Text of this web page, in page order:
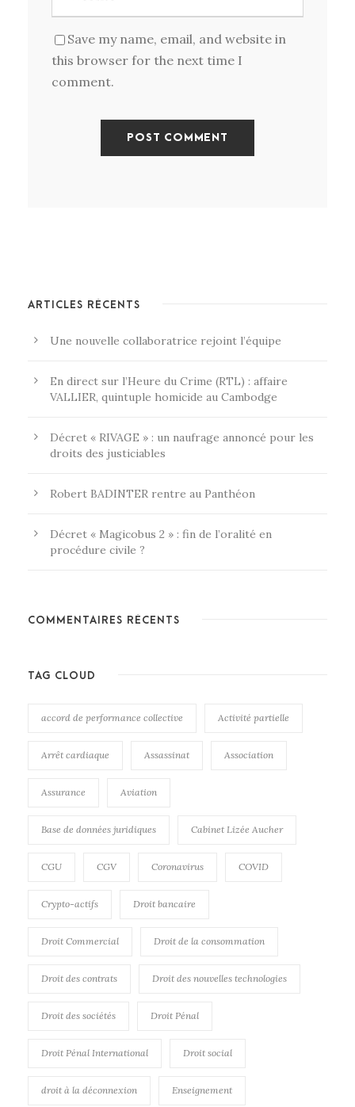
Save my name, email, and website in
this browser for the next time I
comment.
ARTICLES RÉCENTS
Une nouvelle collaboratrice rejoint l’équipe
En direct sur l’Heure du Crime (RTL) : affaire
VALLIER, quintuple homicide au Cambodge
Décret « RIVAGE » : un naufrage annoncé pour les
droits des justiciables
Robert BADINTER rentre au Panthéon
Décret « Magicobus 2 » : fin de l’oralité en
procédure civile ?
COMMENTAIRES RÉCENTS
TAG CLOUD
accord de performance collective Activité partielle
Arrêt cardiaque Assassinat Association
Assurance Aviation
Base de données juridiques Cabinet Lizée Aucher
CGU CGV Coronavirus COVID
Crypto-actifs Droit bancaire
Droit Commercial Droit de la consommation
Droit des contrats Droit des nouvelles technologies
Droit des sociétés Droit Pénal
Droit Pénal International Droit social
droit à la déconnexion Enseignement